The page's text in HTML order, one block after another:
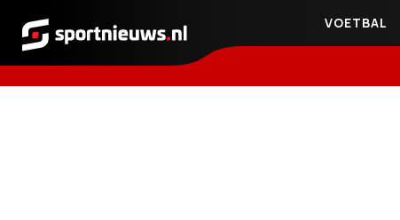
Sportnieuws.nl
VOETBAL